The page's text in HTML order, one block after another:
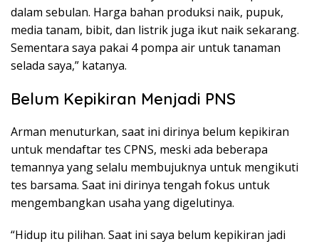
dalam sebulan. Harga bahan produksi naik, pupuk,
media tanam, bibit, dan listrik juga ikut naik sekarang.
Sementara saya pakai 4 pompa air untuk tanaman
selada saya,” katanya.
Belum Kepikiran Menjadi PNS
Arman menuturkan, saat ini dirinya belum kepikiran
untuk mendaftar tes CPNS, meski ada beberapa
temannya yang selalu membujuknya untuk mengikuti
tes barsama. Saat ini dirinya tengah fokus untuk
mengembangkan usaha yang digelutinya.
“Hidup itu pilihan. Saat ini saya belum kepikiran jadi